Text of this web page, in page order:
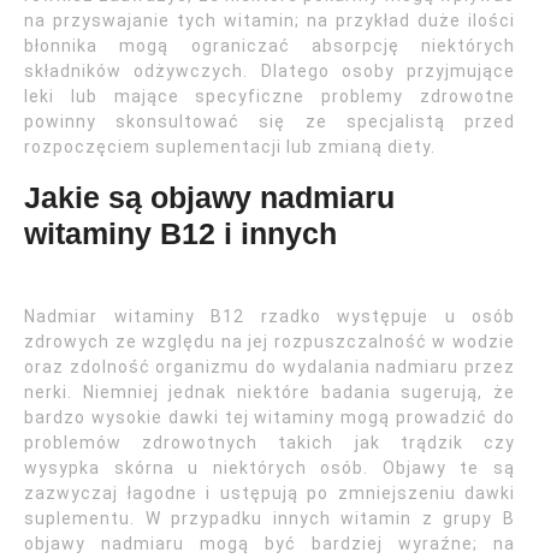
na przyswajanie tych witamin; na przykład duże ilości
błonnika mogą ograniczać absorpcję niektórych
składników odżywczych. Dlatego osoby przyjmujące
leki lub mające specyficzne problemy zdrowotne
powinny skonsultować się ze specjalistą przed
rozpoczęciem suplementacji lub zmianą diety.
Jakie są objawy nadmiaru
witaminy B12 i innych
Nadmiar witaminy B12 rzadko występuje u osób
zdrowych ze względu na jej rozpuszczalność w wodzie
oraz zdolność organizmu do wydalania nadmiaru przez
nerki. Niemniej jednak niektóre badania sugerują, że
bardzo wysokie dawki tej witaminy mogą prowadzić do
problemów zdrowotnych takich jak trądzik czy
wysypka skórna u niektórych osób. Objawy te są
zazwyczaj łagodne i ustępują po zmniejszeniu dawki
suplementu. W przypadku innych witamin z grupy B
objawy nadmiaru mogą być bardziej wyraźne; na